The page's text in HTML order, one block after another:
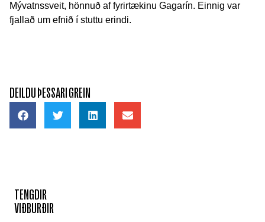
Mývatnssveit, hönnuð af fyrirtækinu Gagarín. Einnig var
fjallað um efnið í stuttu erindi.
DEILDU ÞESSARI GREIN
TENGDIR
VIÐBURÐIR